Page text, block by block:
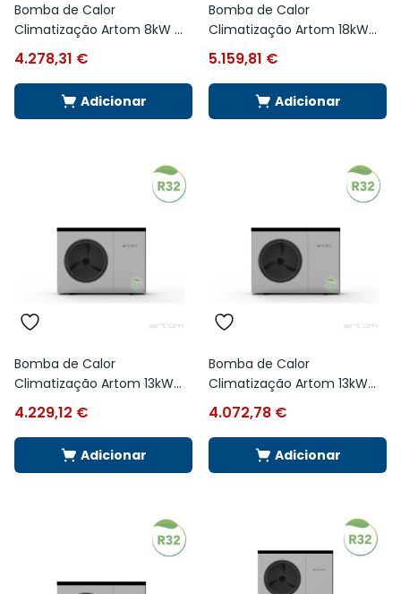
Bomba de Calor
Climatização Artom 8kW ...
4.278,31 €
Adicionar
Bomba de Calor
Climatização Artom 18kW...
5.159,81 €
Adicionar
Bomba de Calor
Climatização Artom 13kW...
4.229,12 €
Adicionar
Bomba de Calor
Climatização Artom 13kW...
4.072,78 €
Adicionar